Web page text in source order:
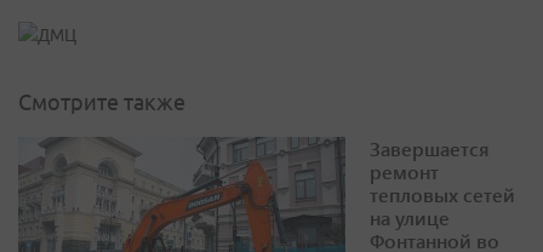
Смотрите также
Завершается
ремонт
тепловых сетей
на улице
Фонтанной во